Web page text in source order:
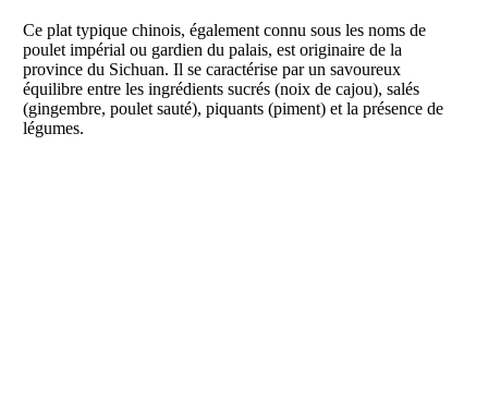
Ce plat typique chinois, également connu sous les noms de
poulet impérial ou gardien du palais, est originaire de la
province du Sichuan. Il se caractérise par un savoureux
équilibre entre les ingrédients sucrés (noix de cajou), salés
(gingembre, poulet sauté), piquants (piment) et la présence de
légumes.